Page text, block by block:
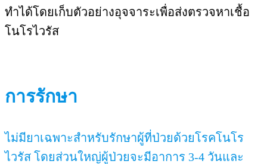
ทำได้โดยเก็บตัวอย่างอุจจาระเพื่อส่งตรวจหาเชื้อ
โนโรไวรัส
การรักษา
ไม่มียาเฉพาะสำหรับรักษาผู้ที่ป่วยด้วยโรคโนโร
ไวรัส โดยส่วนใหญ่ผู้ป่วยจะมีอาการ 3-4 วันและ